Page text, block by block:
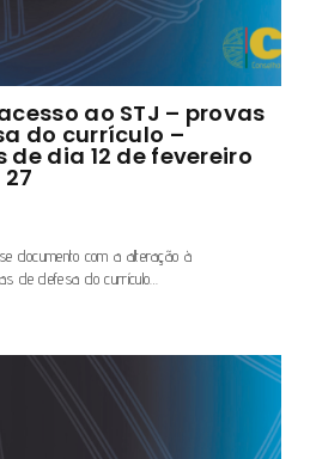
ao STJ – provas
do currículo –
dia 12 de fevereiro
documento com a alteração à
de defesa do currículo…